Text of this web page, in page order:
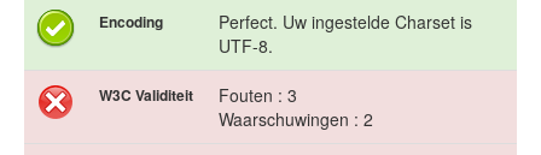
Encoding
Perfect. Uw ingestelde Charset is
UTF-8.
W3C Validiteit
Fouten : 3
Waarschuwingen : 2